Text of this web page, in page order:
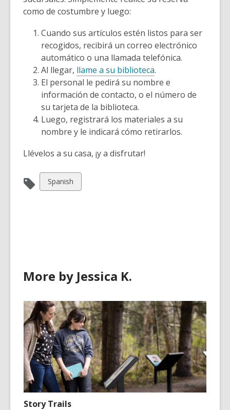
como de costumbre y luego:
Cuando sus artículos estén listos para ser
recogidos, recibirá un correo electrónico
automático o una llamada telefónica.
Al llegar, llame a su biblioteca.
El personal le pedirá su nombre e
información de contacto, o el número de
su tarjeta de la biblioteca.
Luego, registrará los materiales a su
nombre y le indicará cómo retirarlos.
Llévelos a su casa, ¡y a disfrutar!
View
all
Spanish
More by Jessica K.
Story Trails